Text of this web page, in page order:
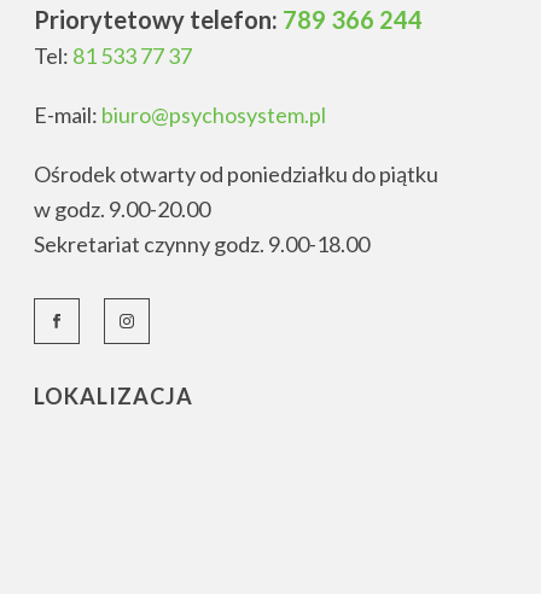
Priorytetowy telefon: 789 366 244
Tel: 81 533 77 37
E-mail: biuro@psychosystem.pl
Ośrodek otwarty od poniedziałku do piątku
w godz. 9.00-20.00
Sekretariat czynny godz. 9.00-18.00
LOKALIZACJA